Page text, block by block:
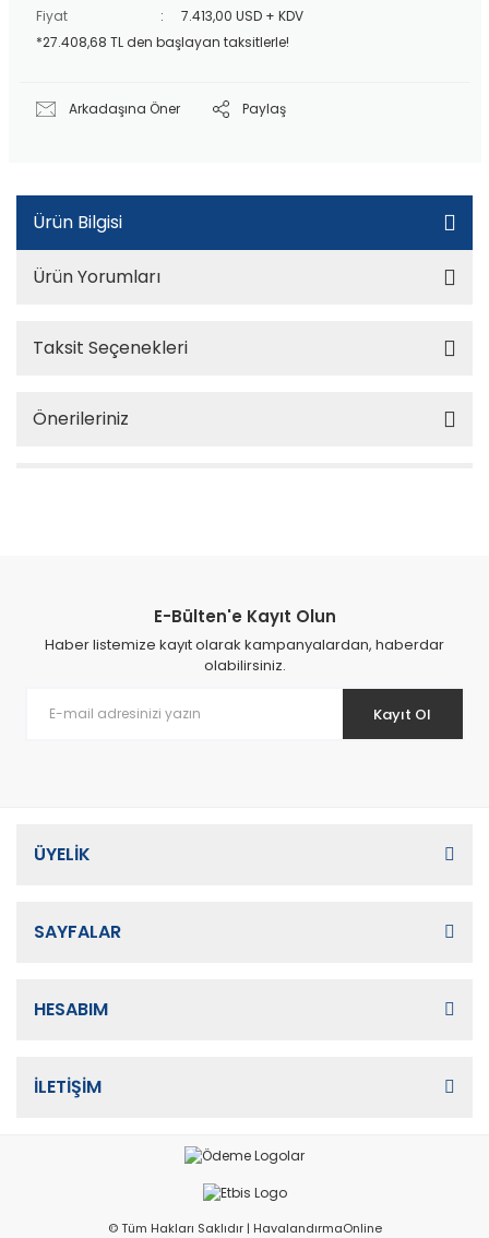
Fiyat
7.413,00 USD + KDV
*27.408,68 TL den başlayan taksitlerle!
Arkadaşına Öner Paylaş
Ürün Bilgisi
Ürün Yorumları
Taksit Seçenekleri
Önerileriniz
E-Bülten'e Kayıt Olun
Haber listemize kayıt olarak kampanyalardan, haberdar
olabilirsiniz.
Kayıt Ol
ÜYELİK
SAYFALAR
HESABIM
İLETİŞİM
© Tüm Hakları Saklıdır | HavalandırmaOnline